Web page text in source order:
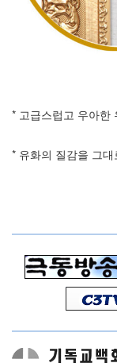
* 고급스럽고 우아한
* 유화의 질감을 그